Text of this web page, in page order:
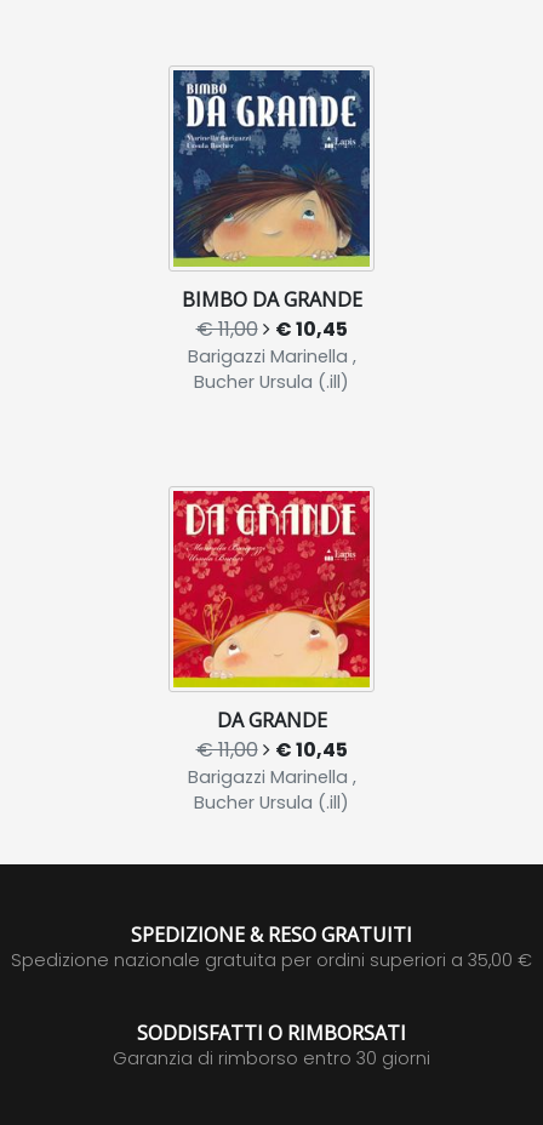
BIMBO DA GRANDE
€ 11,00 € 10,45
Barigazzi Marinella ,
Bucher Ursula (.ill)
DA GRANDE
€ 11,00 € 10,45
Barigazzi Marinella ,
Bucher Ursula (.ill)
SPEDIZIONE & RESO GRATUITI
Spedizione nazionale gratuita per ordini superiori a 35,00 €
SODDISFATTI O RIMBORSATI
Garanzia di rimborso entro 30 giorni